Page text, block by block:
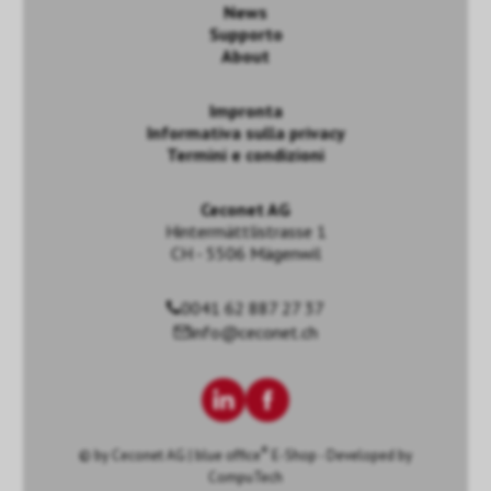
News
Supporto
About
Impronta
Informativa sulla privacy
Termini e condizioni
Ceconet AG
Hintermättlistrasse 1
CH - 5506 Mägenwil
0041 62 887 27 37
info@ceconet.ch
© by Ceconet AG blue office ®
E-Shop - Developed by
CompuTech